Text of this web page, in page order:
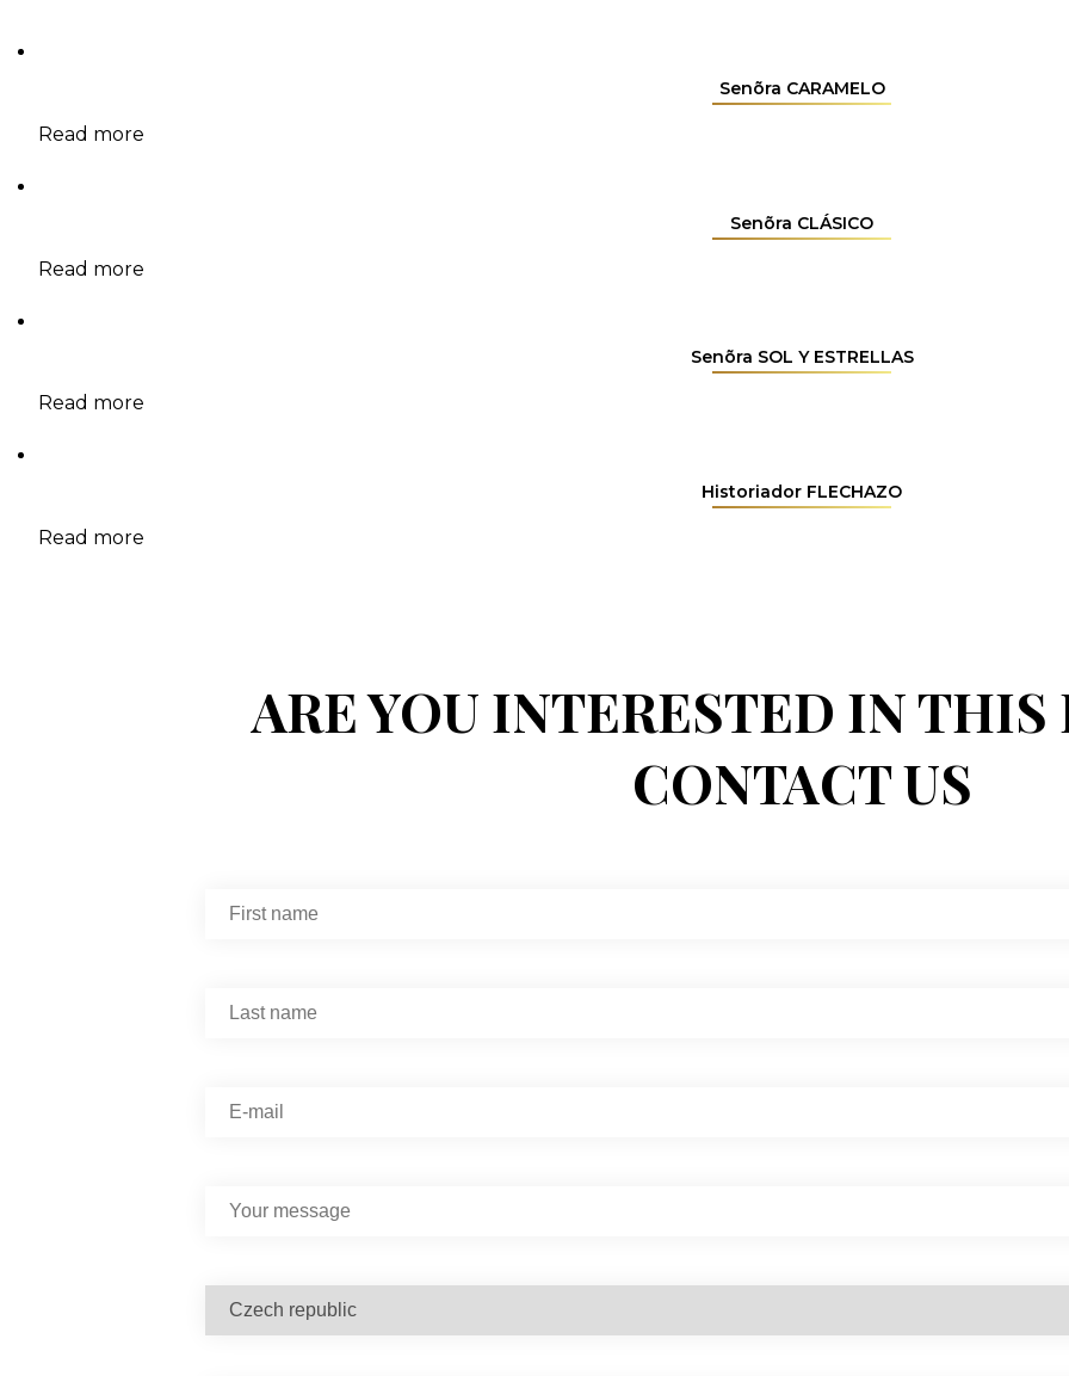
Senõra CARAMELO
Read more
Senõra CLÁSICO
Read more
Senõra SOL Y ESTRELLAS
Read more
Historiador FLECHAZO
Read more
ARE YOU INTERESTED IN THIS
CONTACT US